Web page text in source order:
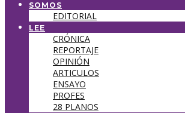
SOMOS
EDITORIAL
LEE
CRÓNICA
REPORTAJE
OPINIÓN
ARTICULOS
ENSAYO
PROFES
28 PLANOS